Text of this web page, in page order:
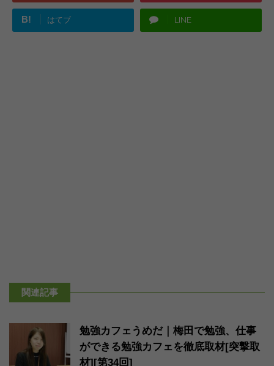
B! はてブ LINE
関連記事
勉強カフェうめだ｜梅田で勉強、仕事
ができる勉強カフェを徹底取材[突撃取
材][第34回]